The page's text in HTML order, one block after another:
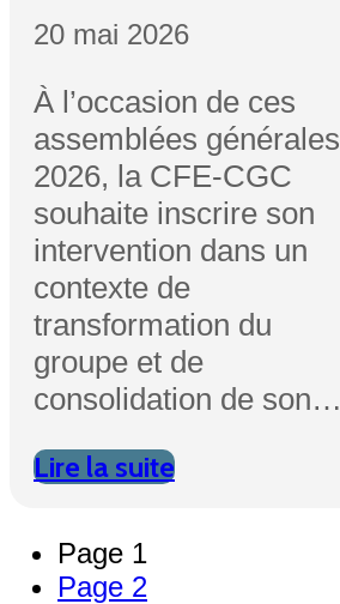
20 mai 2026
À l’occasion de ces
assemblées générales
2026, la CFE-CGC
souhaite inscrire son
intervention dans un
contexte de
transformation du
groupe et de
consolidation de son…
Lire la suite
Page 1
Page 2